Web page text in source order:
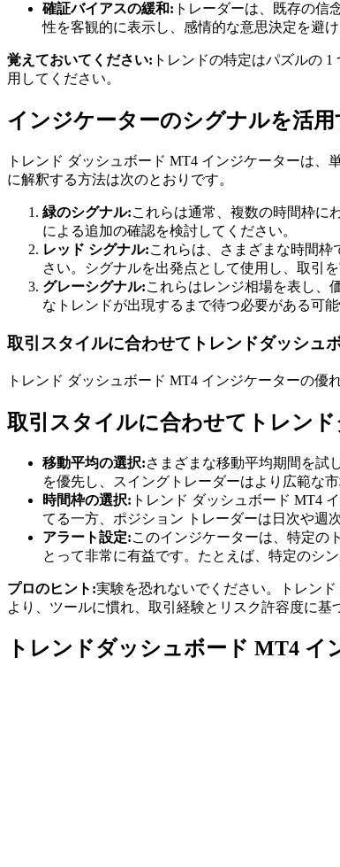
確証バイアスの緩和: トレーダーは、既存の信
性を客観的に表示し、感情的な意思決定を避
覚えておいてください: トレンドの特定はパズルの
用してください。
インジケーターのシグナルを活
トレンド ダッシュボード MT4 インジケーターは
に解釈する方法は次のとおりです。
緑のシグナル:これらは通常、複数の時間枠に
による追加の確認を検討してください。
レッド シグナル:これらは、さまざまな時間
さい。シグナルを出発点として使用し、取引
グレーシグナル:これらはレンジ相場を表し、
なトレンドが出現するまで待つ必要がある可能
取引スタイルに合わせてトレンドダッシュ
トレンド ダッシュボード MT4 インジケーターの
取引スタイルに合わせてトレン
移動平均の選択:さまざまな移動平均期間を試
を優先し、スイングトレーダーはより広範な
時間枠の選択: トレンド ダッシュボード MT4
てる一方、ポジション トレーダーは日次や週
アラート設定:このインジケーターは、特定の
とって非常に有益です。たとえば、特定のシ
プロのヒント:実験を恐れないでください。トレン
より、ツールに慣れ、取引経験とリスク許容度に基
トレンドダッシュボード MT4 イ